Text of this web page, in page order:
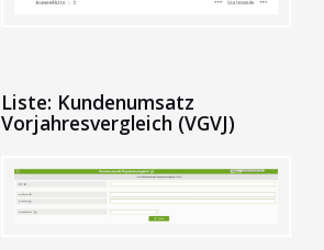
Liste: Kundenumsatz
Vorjahresvergleich (VGVJ)